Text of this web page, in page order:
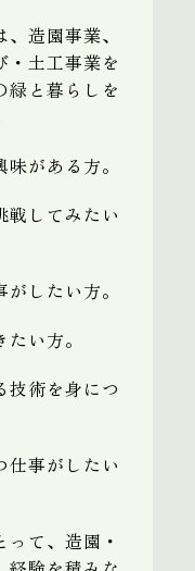
造園事業、
・土工事業を
緑と暮らしを
がある方。
戦してみたい
したい方。
い方。
技術を身につ
仕事がしたい
て、造園・